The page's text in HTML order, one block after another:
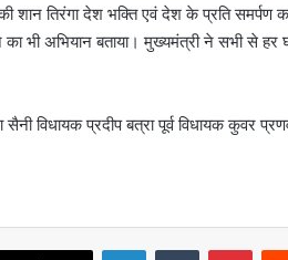
शान तिरंगा देश भक्ति एवं देश के प्रति समर्पण
भी अभियान बताया। मुख्यमंत्री ने सभी से हर
विधायक प्रदीप बत्रा पूर्व विधायक कुवर
LinkedInTumblr